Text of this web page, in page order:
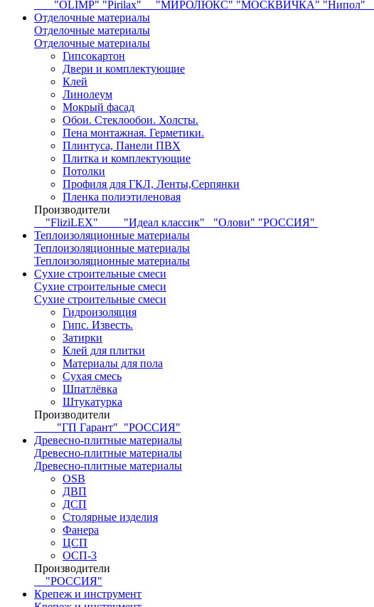
"OLIMP" "Pirilax" "МИРОЛЮКС" "МОСКВИЧКА" "Нипол"
Отделочные материалы
Отделочные материалы
Отделочные материалы
Гипсокартон
Двери и комплектующие
Клей
Линолеум
Мокрый фасад
Обои. Стеклообои. Холсты.
Пена монтажная. Герметики.
Плинтуса, Панели ПВХ
Плитка и комплектующие
Потолки
Профиля для ГКЛ, Ленты,Серпянки
Пленка полиэтиленовая
Производители
"FliziLEX"
"Идеал классик" "Олови" "РОССИЯ"
Теплоизоляционные материалы
Теплоизоляционные материалы
Теплоизоляционные материалы
Сухие строительные смеси
Сухие строительные смеси
Сухие строительные смеси
Гидроизоляция
Гипс. Известь.
Затирки
Клей для плитки
Материалы для пола
Сухая смесь
Шпатлёвка
Штукатурка
Производители
"ГП Гарант" "РОССИЯ"
Древесно-плитные материалы
Древесно-плитные материалы
Древесно-плитные материалы
OSB
ДВП
ДСП
Столярные изделия
Фанера
ЦСП
ОСП-3
Производители
"РОССИЯ"
Крепеж и инструмент